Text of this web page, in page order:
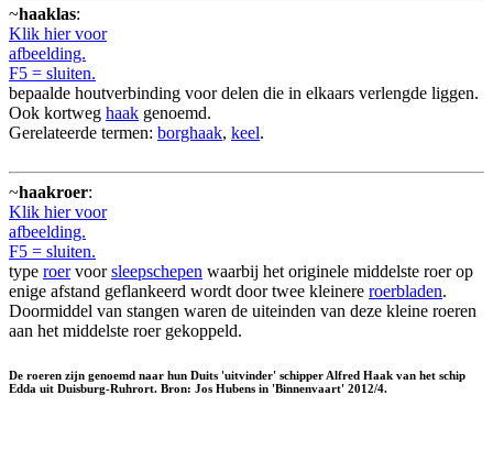
~haaklas:
Klik hier voor
afbeelding.
F5 = sluiten.
bepaalde houtverbinding voor delen die in elkaars verlengde liggen.
Ook kortweg haak genoemd.
Gerelateerde termen: borghaak, keel.
~haakroer:
Klik hier voor
afbeelding.
F5 = sluiten.
type roervoorsleepschepen waarbij het originele middelste roer op
enige afstand geflankeerd wordt door twee kleinere roerbladen.
Doormiddel van stangen waren de uiteinden van deze kleine roeren
aan het middelste roer gekoppeld.
De roeren zijn genoemd naar hun Duits 'uitvinder' schipper Alfred Haak van het schip
Edda uit Duisburg-Ruhrort. Bron: Jos Hubens in 'Binnenvaart' 2012/4.